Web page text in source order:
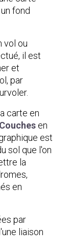
fond
vol ou
il est
et
par
carte en
Couches en
est
sol que l'on
la
en
par
liaison